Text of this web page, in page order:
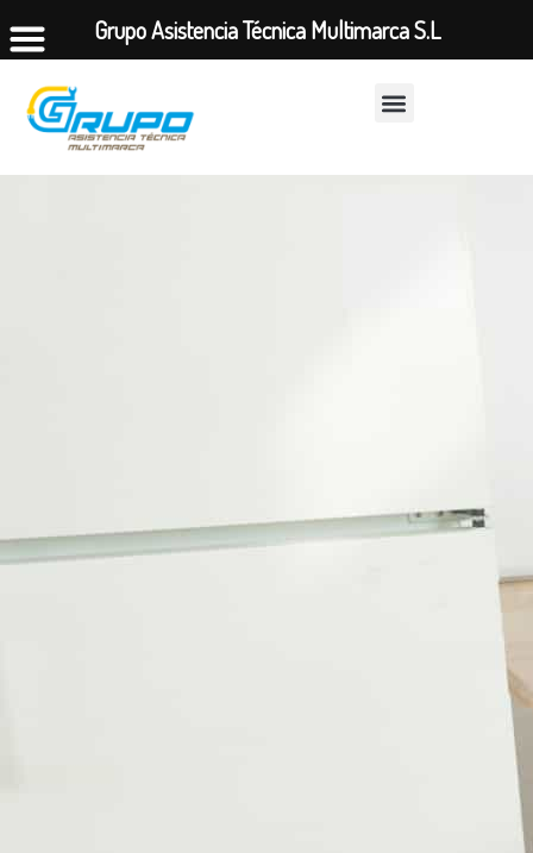
Grupo Asistencia Técnica Multimarca S.L